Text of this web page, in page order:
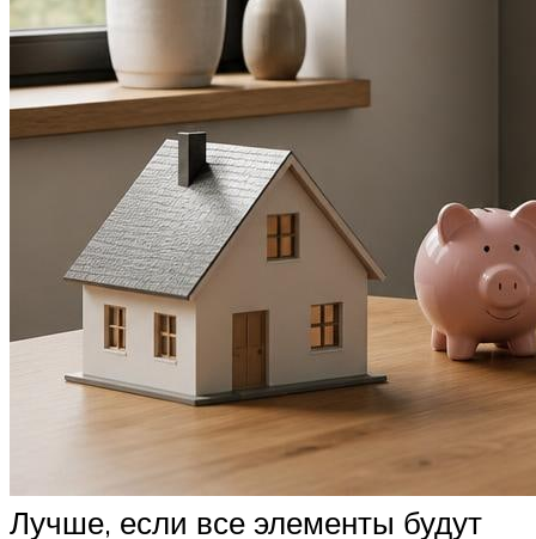
Лучше, если все элементы будут